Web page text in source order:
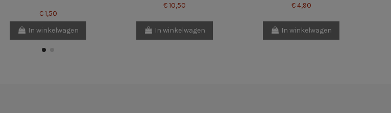
€ 1,50
In winkelwagen
€ 10,50
In winkelwagen
€ 4,90
In winkelwagen